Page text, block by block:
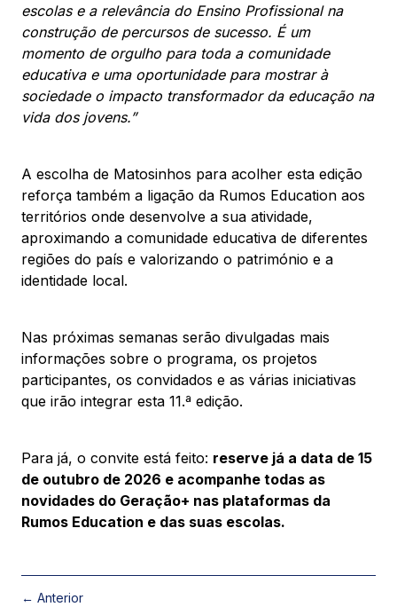
escolas e a relevância do Ensino Profissional na
construção de percursos de sucesso. É um
momento de orgulho para toda a comunidade
educativa e uma oportunidade para mostrar à
sociedade o impacto transformador da educação na
vida dos jovens.”
A escolha de Matosinhos para acolher esta edição
reforça também a ligação da Rumos Education aos
territórios onde desenvolve a sua atividade,
aproximando a comunidade educativa de diferentes
regiões do país e valorizando o património e a
identidade local.
Nas próximas semanas serão divulgadas mais
informações sobre o programa, os projetos
participantes, os convidados e as várias iniciativas
que irão integrar esta 11.ª edição.
Para já, o convite está feito: reserve já a data de 15
de outubro de 2026 e acompanhe todas as
novidades do Geração+ nas plataformas da
Rumos Education e das suas escolas.
← Anterior